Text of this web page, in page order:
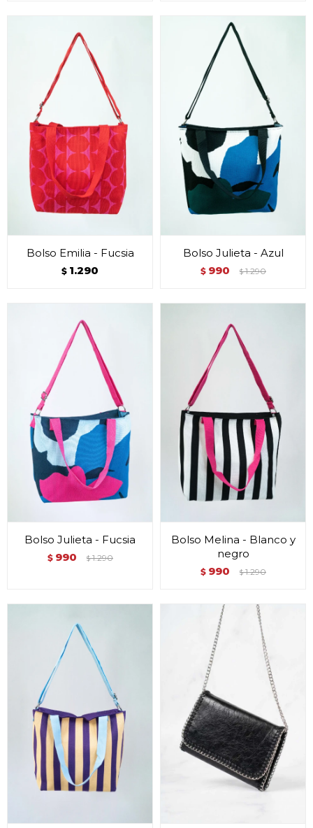
Bolso Emilia - Fucsia
$ 1.290
Bolso Julieta - Azul
$ 990 $ 1.290
Bolso Julieta - Fucsia
$ 990 $ 1.290
Bolso Melina - Blanco y
negro
$ 990 $ 1.290